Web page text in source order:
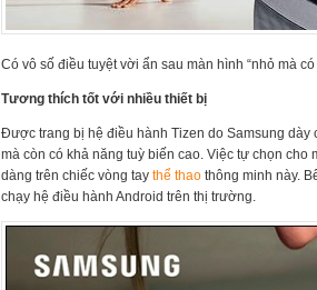
Có vô số điều tuyệt vời ẩn sau màn hình “nhỏ mà có
Tương thích tốt với nhiều thiết bị
Được trang bị hệ điều hành Tizen do Samsung
mà còn có khả năng tuỳ biến cao. Việc tự chọn
dàng trên chiếc vòng tay thể thao thông minh này.
chạy hệ điều hành Android trên thị trường.